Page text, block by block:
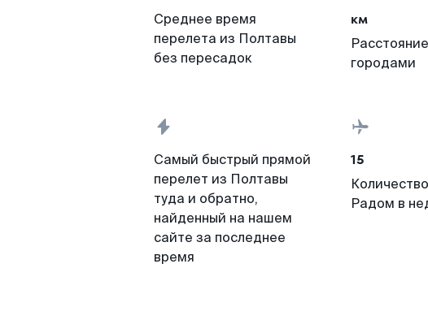
Среднее время
перелета из Полтавы
без пересадок
км
городами
Самый быстрый прямой
перелет из Полтавы
туда и обратно,
найденный на нашем
сайте за последнее
время
15
Радом в